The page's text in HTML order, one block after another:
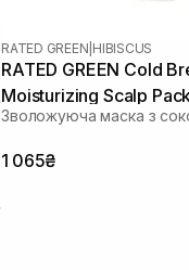
RATED GREEN HIBISCUS
RATED GREEN Cold
Moisturizing Scalp
Зволожуюча маска з
1 065₴